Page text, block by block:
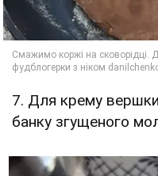
7. Для крему вершки
банку згущеного